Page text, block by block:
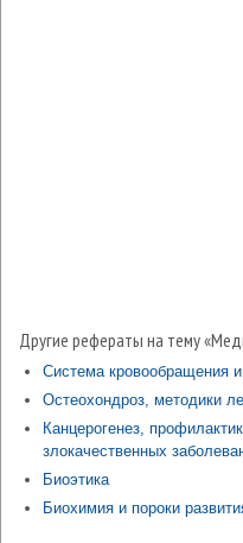
Другие рефераты на тему
Система кровообращения
Остеохондроз, методики
Канцерогенез,
злокачественных
Биоэтика
Биохимия и пороки